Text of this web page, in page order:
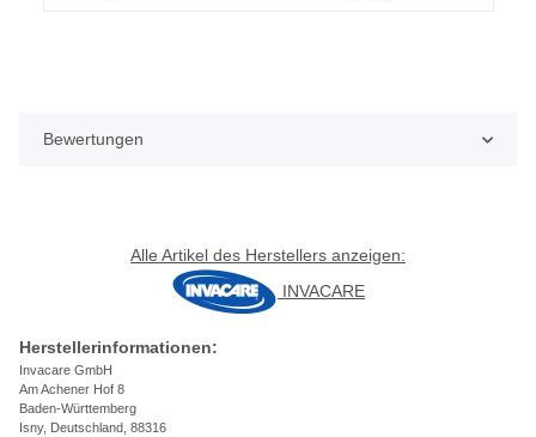
Bewertungen
Alle Artikel des Herstellers anzeigen:
INVACARE
Herstellerinformationen:
Invacare GmbH
Am Achener Hof 8
Baden-Württemberg
Isny, Deutschland, 88316